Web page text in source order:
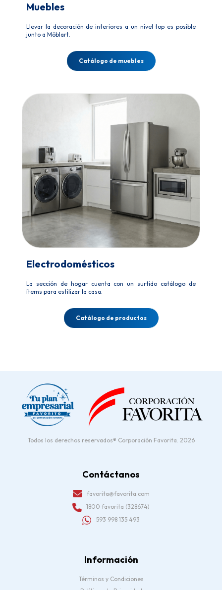
Muebles
Llevar la decoración de interiores a un nivel top es posible
junto a Möblart.
Catálogo de muebles
Electrodomésticos
La sección de hogar cuenta con un surtido catálogo de
ítems para estilizar la casa.
Catálogo de productos
Todos los derechos reservados® Corporación Favorita. 2026
Contáctanos
favorita@favorita.com
1800 favorita (328674)
593 998 135 493
Información
Términos y Condiciones